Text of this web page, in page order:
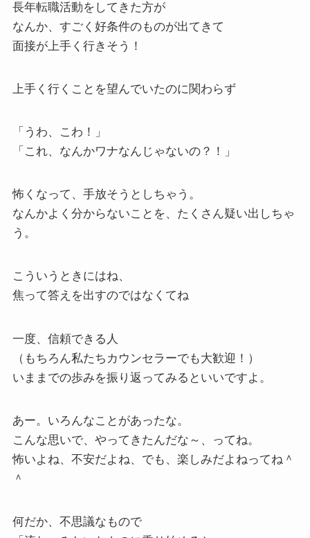
長年転職活動をしてきた方が
なんか、すごく好条件のものが出てきて
面接が上手く行きそう！
上手く行くことを望んでいたのに関わらず
「うわ、こわ！」
「これ、なんかワナなんじゃないの？！」
怖くなって、手放そうとしちゃう。
なんかよく分からないことを、たくさん疑い出しちゃ
う。
こういうときにはね、
焦って答えを出すのではなくてね
一度、信頼できる人
（もちろん私たちカウンセラーでも大歓迎！）
いままでの歩みを振り返ってみるといいですよ。
あー。いろんなことがあったな。
こんな思いで、やってきたんだな～、ってね。
怖いよね、不安だよね、でも、楽しみだよねってね＾
＾
何だか、不思議なもので